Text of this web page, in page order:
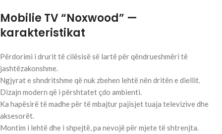
Mobilie TV “Noxwood” —
karakteristikat
Përdorimi i drurit të cilësisë së lartë për qëndrueshmëri të
jashtëzakonshme.
Ngjyrat e shndritshme që nuk zbehen lehtë nën dritën e diellit.
Dizajn modern që i përshtatet çdo ambienti.
Ka hapësirë të madhe për të mbajtur pajisjet tuaja televizive dhe
aksesorët.
Montim i lehtë dhe i shpejtë, pa nevojë për mjete të shtrenjta.